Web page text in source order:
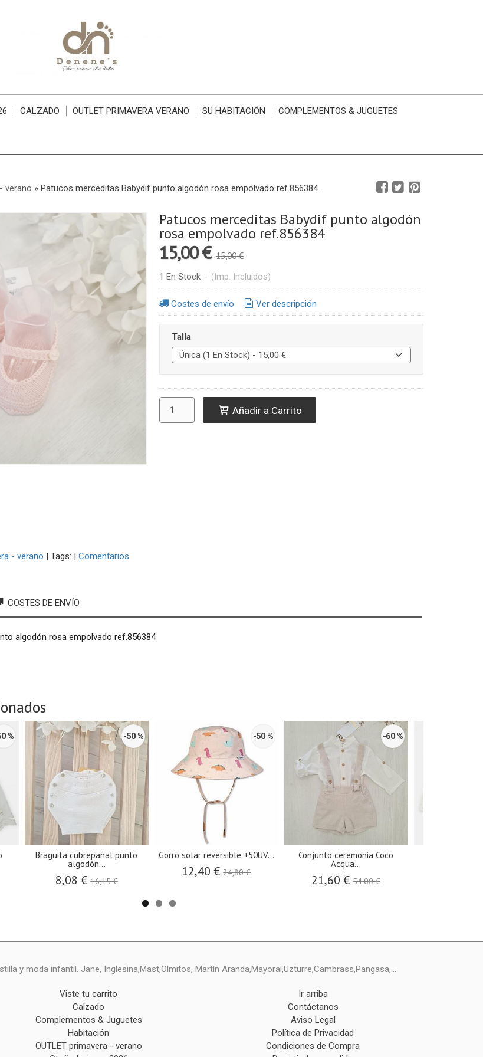
CALZADO OUTLET PRIMAVERA VERANO SU HABITACIÓN COMPLEMENTOS & JUGUETES
verano » Patucos merceditas Babydif punto algodón rosa empolvado ref.856384
Patucos merceditas Babydif punto algodón
rosa empolvado ref.856384
15,00 € 15,00 €
1 En Stock - (Imp. Incluidos)
Costes de envío Ver descripción
Talla
Añadir a Carrito
- verano | Tags: | Comentarios
COSTES DE ENVÍO
algodón rosa empolvado ref.856384
% -50 %
Braguita cubrepañal punto
algodón...
8,08 € 16,15 €
-50 %
Gorro solar reversible +50UV...
12,40 €24,80 €
-60 %
Conjunto ceremonia Coco
Acqua...
21,60 €54,00 €
y moda infantil. Jane, Inglesina,Mast,Olmitos, Martín Aranda,Mayoral,Uzturre,Cambrass,Pangasa,...
Viste tu carrito
Calzado
Complementos & Juguetes
Habitación
OUTLET primavera - verano
Ir arriba
Contáctanos
Aviso Legal
Política de Privacidad
Condiciones de Compra